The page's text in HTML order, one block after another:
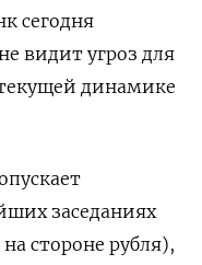
сегодня
видит угроз для
динамике
заседаниях
стороне рубля),